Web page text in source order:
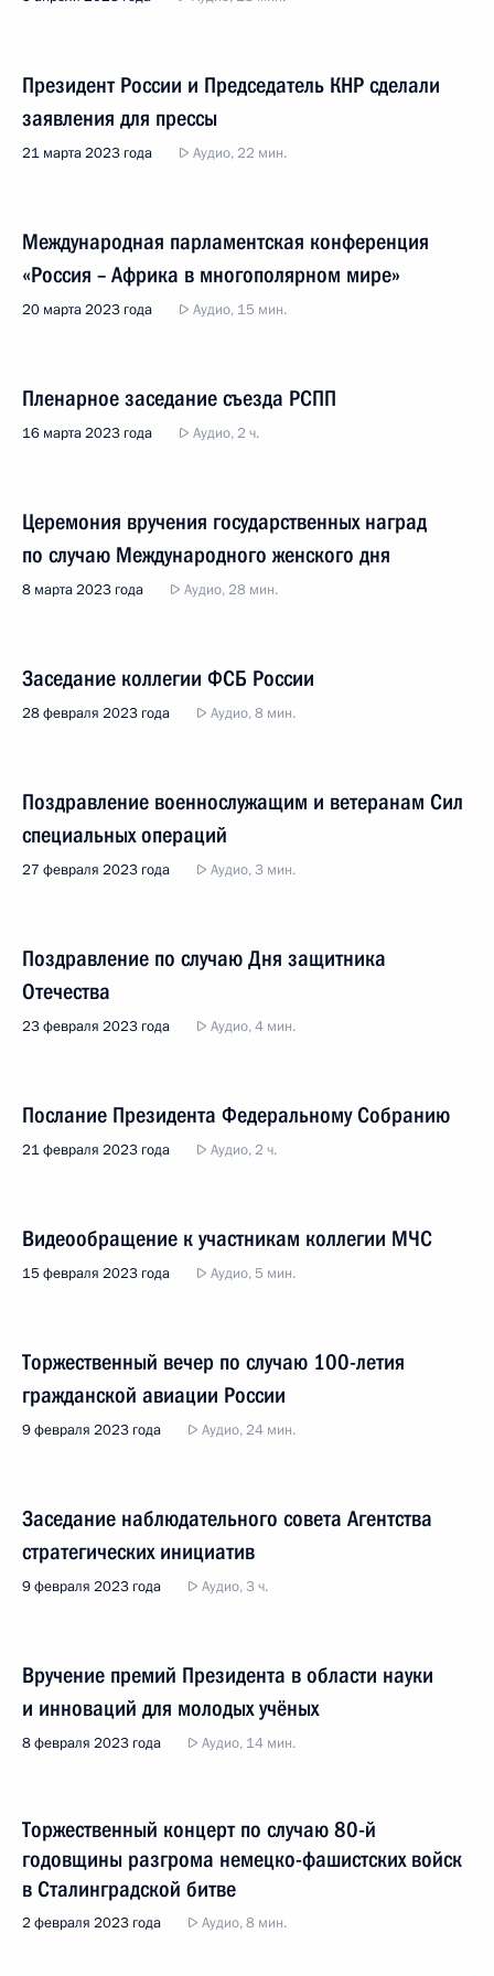
Президент России и Председатель КНР сделали
заявления для прессы
21 марта 2023 года Аудио, 22 мин.
Международная парламентская конференция
«Россия – Африка в многополярном мире»
20 марта 2023 года Аудио, 15 мин.
Пленарное заседание съезда РСПП
16 марта 2023 года Аудио, 2 ч.
Церемония вручения государственных наград
по случаю Международного женского дня
8 марта 2023 года Аудио, 28 мин.
Заседание коллегии ФСБ России
28 февраля 2023 года Аудио, 8 мин.
Поздравление военнослужащим и ветеранам Сил
специальных операций
27 февраля 2023 года Аудио, 3 мин.
Поздравление по случаю Дня защитника
Отечества
23 февраля 2023 года Аудио, 4 мин.
Послание Президента Федеральному Собранию
21 февраля 2023 года Аудио, 2 ч.
Видеообращение к участникам коллегии МЧС
15 февраля 2023 года Аудио, 5 мин.
Торжественный вечер по случаю 100-летия
гражданской авиации России
9 февраля 2023 года Аудио, 24 мин.
Заседание наблюдательного совета Агентства
стратегических инициатив
9 февраля 2023 года Аудио, 3 ч.
Вручение премий Президента в области науки
и инноваций для молодых учёных
8 февраля 2023 года Аудио, 14 мин.
Торжественный концерт по случаю 80-й
годовщины разгрома немецко-фашистских войск
в Сталинградской битве
2 февраля 2023 года Аудио, 8 мин.